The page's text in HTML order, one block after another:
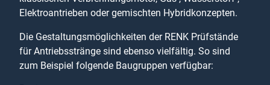
Elektroantrieben oder gemischten Hybridkonzepten.
Die Gestaltungsmöglichkeiten der RENK Prüfstände
für Antriebsstränge sind ebenso vielfältig. So sind
zum Beispiel folgende Baugruppen verfügbar: